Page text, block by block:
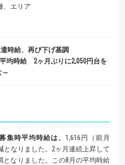
、エリア
時給、再び下げ基調
均時給 2ヶ月ぶりに2,050円台を
込む～
集時平均時給は、 1,616円（前月
となりました。2ヶ月連続上昇して
となりました。この8月の平均時給